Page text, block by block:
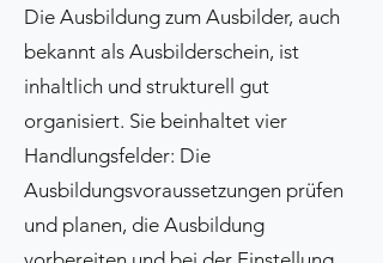
Die Ausbildung zum Ausbilder, auch
bekannt als Ausbilderschein, ist
inhaltlich und strukturell gut
organisiert. Sie beinhaltet vier
Handlungsfelder: Die
Ausbildungsvoraussetzungen prüfen
und planen, die Ausbildung